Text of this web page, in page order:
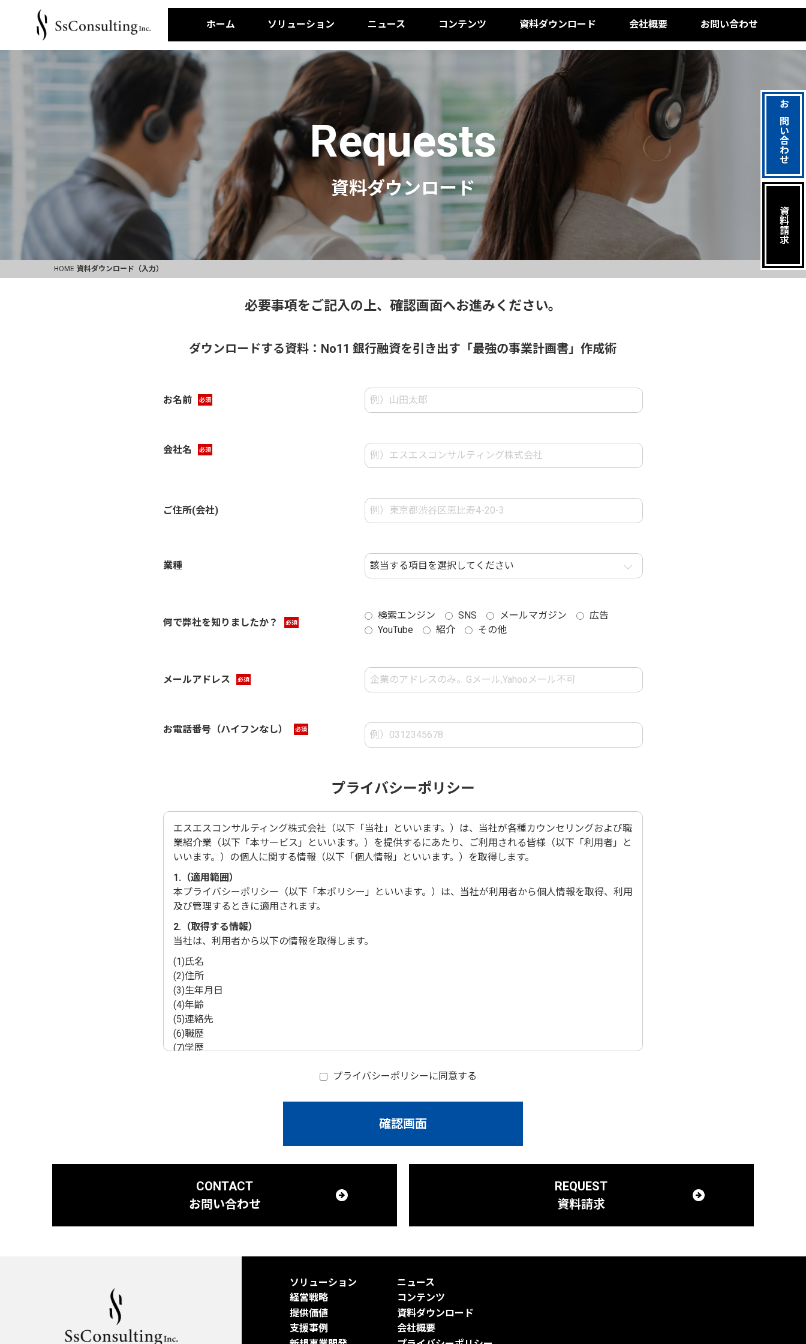
ホーム ソリューション ニュース コンテンツ 資料ダウンロード 会社概要 お問い合わせ
お問い合わせ
資料請求
Requests
資料ダウンロード
HOME 資料ダウンロード（入力）
必要事項をご記入の上、 確認画面へお進みください。
ダウンロードする資料：No11 銀行融資を引き出す「最強の事業計画書」作成術
お名前 必須
会社名 必須
ご住所(会社)
業種
何で弊社を知りましたか？ 必須
検索エンジン SNS メールマガジン
広告
YouTube
紹介 その他
メールアドレス 必須
お電話番号（ハイフンなし） 必須
プライバシーポリシー
エスエスコンサルティング株式会社（以下「当社」といいます。）は、当社が各種カウンセリングおよび職
業紹介業（以下「本サービス」といいます。）を提供するにあたり、ご利用される皆様（以下「利用者」と
いいます。）の個人に関する情報（以下「個人情報」といいます。）を取得します。
1.（適用範囲）
本プライバシーポリシー（以下「本ポリシー」といいます。）は、当社が利用者から個人情報を取得、利用
及び管理するときに適用されます。
2.（取得する情報）
当社は、利用者から以下の情報を取得します。
(1)氏名
(2)住所
(3)生年月日
(4)年齢
(5)連絡先
(6)職歴
(7)学歴
当社は、利用者から以下の情報を取得します。
(4)本サービスに関する新機能、更新情報をお知らせするため
(5)メールマガジンの送信、ダイレクトメールの送付のため
(6)広告効果の分析、市場分析、マーケティングのため
(7)キャンペーン、懸賞企画、アンケートの実施のため
(8)本サービスの各種問合せ、アフターサービス対応のため
当社は、収集した情報の漏えい、滅失又はき損の防止その他収集した情報の適切な管理のために必要な措
置を講じます。当社が、安全管理のために講じた措置の概要は以下のとおりです。措置の具体的内容につい
ては、本ポリシーで定める窓口に対する利用者からの求めに応じて遅滞なく回答いたします。
プライバシーポリシーに同意する
CONTACT
お問い合わせ
REQUEST
資料請求
ソリューション
経営戦略
提供価値
支援事例
ニュース
コンテンツ
資料ダウンロード
会社概要